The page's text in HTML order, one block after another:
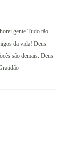
gente Tudo tão
da vida! Deus
são demais. Deus